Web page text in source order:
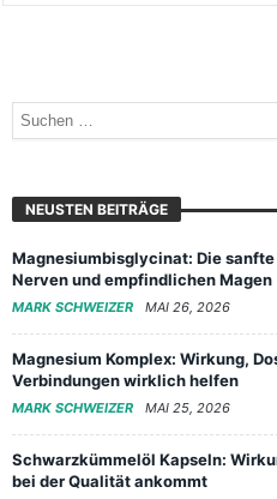
NEUSTEN BEITRÄGE
Magnesiumbisglycinat: Die
Nerven und empfindlichen Magen
MARK SCHWEIZER MAI 26, 2026
Magnesium Komplex: Wirkung,
Verbindungen wirklich helfen
MARK SCHWEIZER MAI 25, 2026
Schwarzkümmelöl Kapseln:
bei der Qualität ankommt